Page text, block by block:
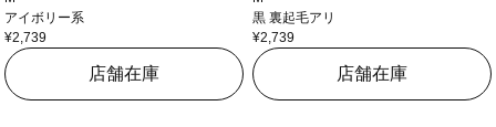
アイボリー系
¥2,739
店舗在庫
黒 裏起毛アリ
¥2,739
店舗在庫